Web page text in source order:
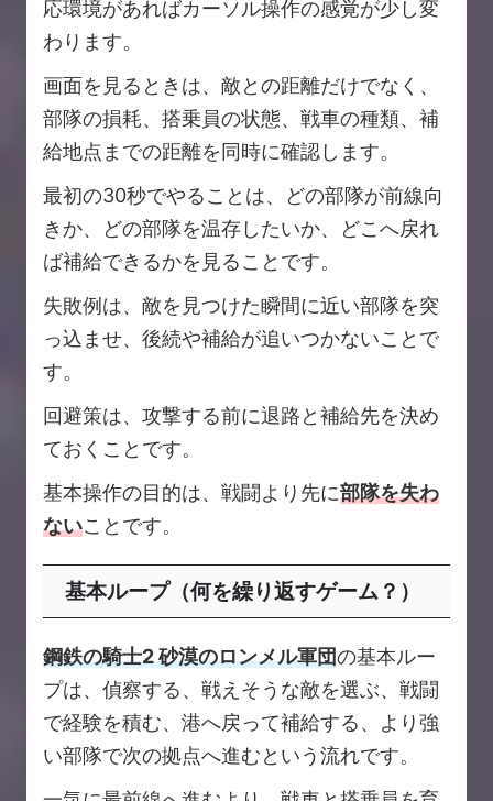
応環境があればカーソル操作の感覚が少し変
わります。
画面を見るときは、敵との距離だけでなく、
部隊の損耗、搭乗員の状態、戦車の種類、補
給地点までの距離を同時に確認します。
最初の30秒でやることは、どの部隊が前線向
きか、どの部隊を温存したいか、どこへ戻れ
ば補給できるかを見ることです。
失敗例は、敵を見つけた瞬間に近い部隊を突
っ込ませ、後続や補給が追いつかないことで
す。
回避策は、攻撃する前に退路と補給先を決め
ておくことです。
基本操作の目的は、戦闘より先に部隊を失わ
ないことです。
基本ループ（何を繰り返すゲーム？）
鋼鉄の騎士2 砂漠のロンメル軍団の基本ルー
プは、偵察する、戦えそうな敵を選ぶ、戦闘
で経験を積む、港へ戻って補給する、より強
い部隊で次の拠点へ進むという流れです。